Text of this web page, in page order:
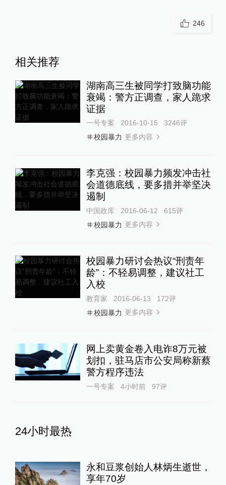
246
相关推荐
湖南高三生被同学打致脑功能
衰竭：警方正调查，家人跪求
证据
一号专案 2016-10-15 3246评
校园暴力 更多内容
李克强：校园暴力频发冲击社
会道德底线，要多措并举坚决
遏制
中国政库 2016-06-12 615评
校园暴力 更多内容
校园暴力研讨会热议“刑责年
龄”：不轻易调整，建议社工
入校
教育家 2016-06-13 172评
校园暴力 更多内容
网上卖黄金卷入电诈8万元被
划扣，驻马店市公安局称新蔡
警方程序违法
一号专案 4小时前 97评
24小时最热
永和豆浆创始人林炳生逝世，
享年70岁